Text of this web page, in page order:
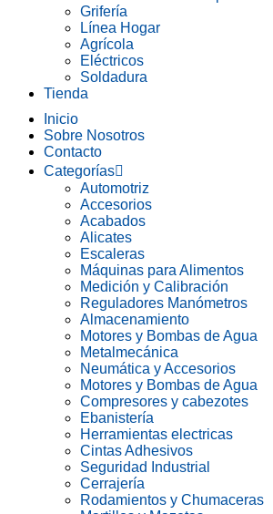
Grifería
Línea Hogar
Agrícola
Eléctricos
Soldadura
Tienda
Inicio
Sobre Nosotros
Contacto
Categorías
Automotriz
Accesorios
Acabados
Alicates
Escaleras
Máquinas para Alimentos
Medición y Calibración
Reguladores Manómetros
Almacenamiento
Motores y Bombas de Agua
Metalmecánica
Neumática y Accesorios
Motores y Bombas de Agua
Compresores y cabezotes
Ebanistería
Herramientas electricas
Cintas Adhesivos
Seguridad Industrial
Cerrajería
Rodamientos y Chumaceras